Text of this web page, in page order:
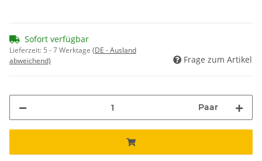
Sofort verfügbar
Lieferzeit: 5 - 7 Werktage (DE - Ausland
abweichend)
Frage zum Artikel
Paar